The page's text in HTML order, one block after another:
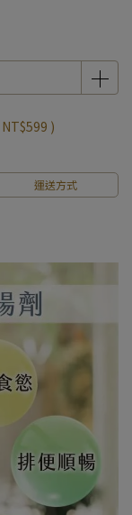
NT$599 )
運送方式